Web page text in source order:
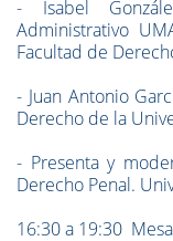
- Isabel
Administrativo
Facultad de
- Juan Antonio
Derecho de la
- Presenta y
Derecho Penal.
16:30 a 19:30